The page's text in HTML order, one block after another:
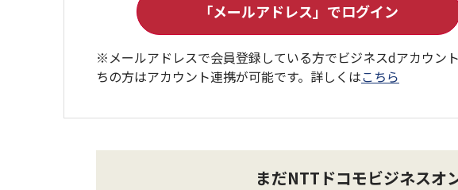
※メールアドレスで会員登録している方でビジネスdアカウン
ちの方はアカウント連携が可能です。詳しくはこちら
まだNTTドコモビジネスオ